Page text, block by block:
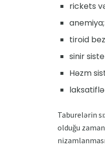
rickets
anemiya;
tiroid
sinir
Həzm
Taburelərin
olduğu